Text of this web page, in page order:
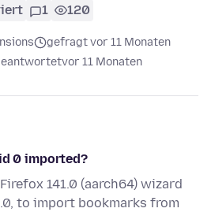
1 120
gefragt vor 11 Monaten
vor 11 Monaten
0 imported?
141.0 (aarch64) wizard
to import bookmarks from